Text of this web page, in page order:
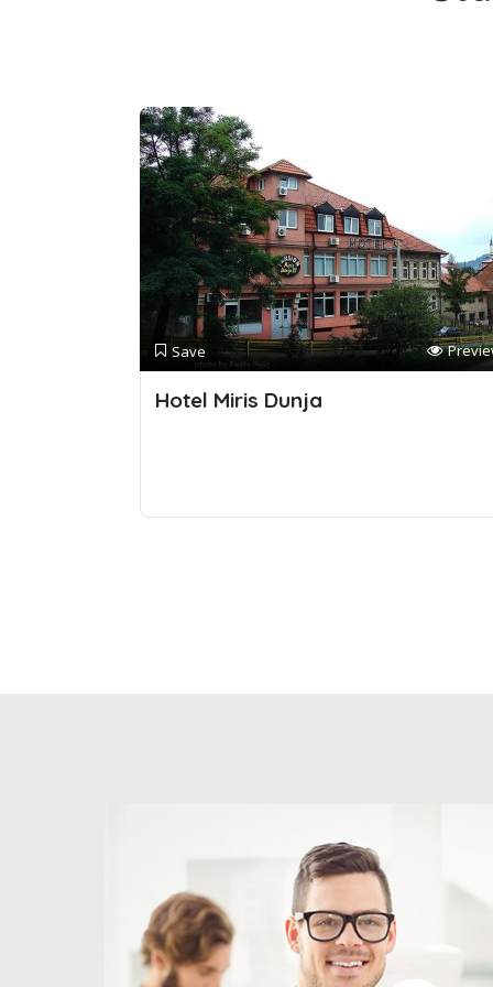
Save
Hotel Miris Dunja